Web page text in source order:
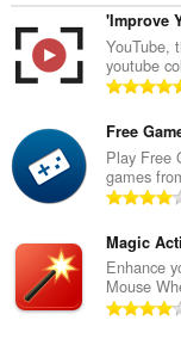
'Improve
YouTube,
youtube
Free
Play Free
games
Magic
Enhance
Mouse